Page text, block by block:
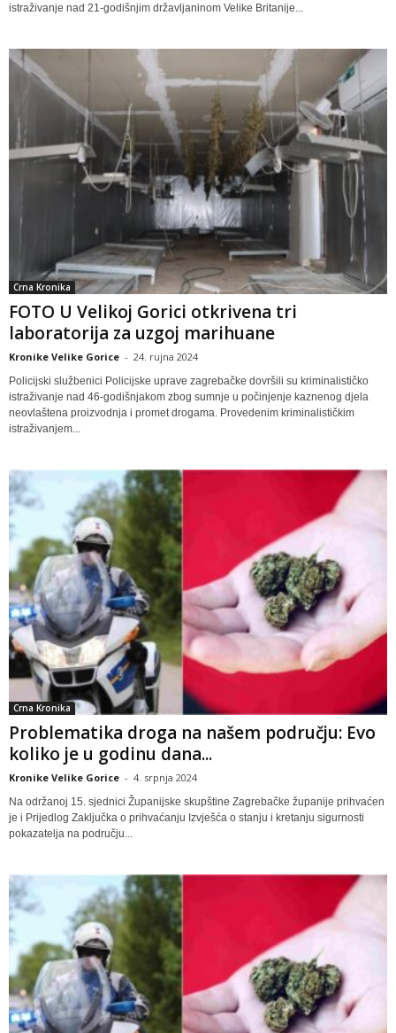
istraživanje nad 21-godišnjim državljaninom Velike Britanije...
Crna Kronika
FOTO U Velikoj Gorici otkrivena tri
laboratorija za uzgoj marihuane
Kronike Velike Gorice - 24. rujna 2024
Policijski službenici Policijske uprave zagrebačke dovršili su kriminalističko
istraživanje nad 46-godišnjakom zbog sumnje u počinjenje kaznenog djela
neovlaštena proizvodnja i promet drogama. Provedenim kriminalističkim
istraživanjem...
Crna Kronika
Problematika droga na našem području: Evo
koliko je u godinu dana...
Kronike Velike Gorice - 4. srpnja 2024
Na održanoj 15. sjednici Županijske skupštine Zagrebačke županije prihvaćen
je i Prijedlog Zaključka o prihvaćanju Izvješća o stanju i kretanju sigurnosti
pokazatelja na području...